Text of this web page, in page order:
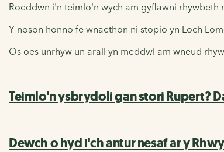
Roeddwn i'n teimlo'n wych am gyflawni
Y noson honno fe wnaethon ni stopio yn Loch
Os oes unrhyw un arall yn meddwl am wneud
Teimlo'n ysbrydoli gan stori Rupert?
Dewch o hyd i'ch antur nesaf ar y